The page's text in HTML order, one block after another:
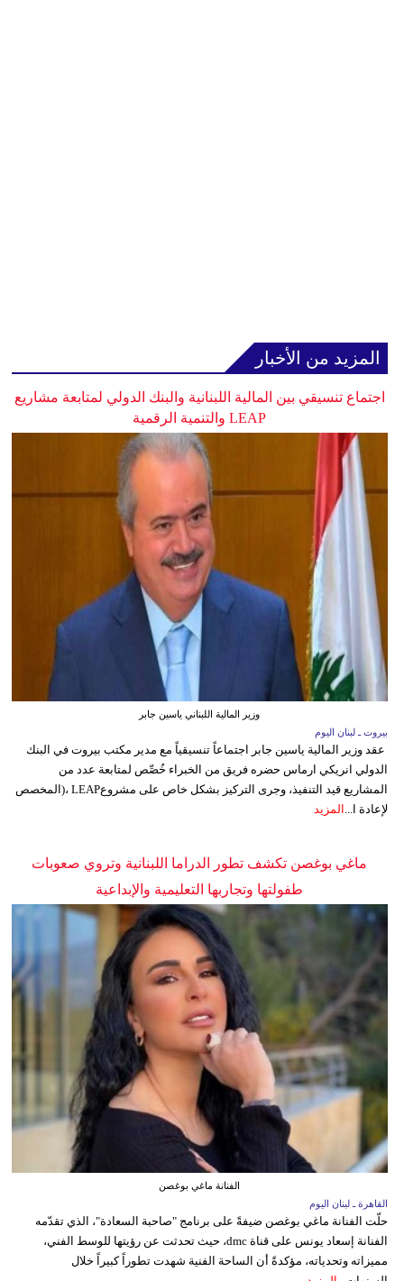
المزيد من الأخبار
اجتماع تنسيقي بين المالية اللبنانية والبنك الدولي لمتابعة مشاريع
LEAP والتنمية الرقمية
وزير المالية اللبناني ياسين جابر
بيروت ـ لبنان اليوم
عقد وزير المالية ياسين جابر اجتماعاً تنسيقياً مع مدير مكتب بيروت في البنك
الدولي انريكي ارماس حضره فريق من الخبراء خُصِّص لمتابعة عدد من
المشاريع قيد التنفيذ، وجرى التركيز بشكل خاص على مشروعLEAP ،(المخصص
لإعادة ا...
المزيد
ماغي بوغصن تكشف تطور الدراما اللبنانية وتروي صعوبات
طفولتها وتجاربها التعليمية والإبداعية
الفنانة ماغي بوغصن
القاهرة ـ لبنان اليوم
حلّت الفنانة ماغي بوغصن ضيفةً على برنامج "صاحبة السعادة"، الذي تقدّمه
الفنانة إسعاد يونس على قناة dmc، حيث تحدثت عن رؤيتها للوسط الفني،
مميزاته وتحدياته، مؤكدةً أن الساحة الفنية شهدت تطوراً كبيراً خلال